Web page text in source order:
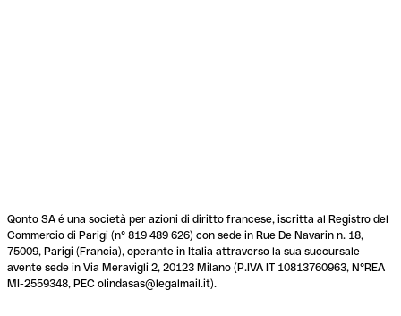
Qonto SA é una società per azioni di diritto francese, iscritta al Registro del
Commercio di Parigi (n° 819 489 626) con sede in Rue De Navarin n. 18,
75009, Parigi (Francia), operante in Italia attraverso la sua succursale
avente sede in Via Meravigli 2, 20123 Milano (P.IVA IT 10813760963, N°REA
MI-2559348, PEC olindasas@legalmail.it).